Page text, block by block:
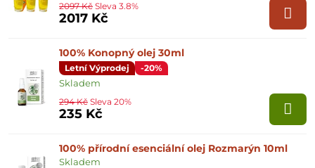
2017 Kč
2097 Kč Sleva 3.8%
100% Konopný olej 30ml
Letní Výprodej -20%
Skladem
235 Kč
294 Kč Sleva 20%
100% přírodní esenciální olej Rozmarýn 10ml
Skladem